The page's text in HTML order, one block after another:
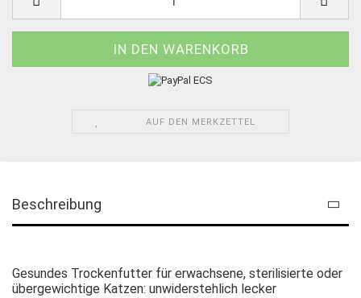
AUF DEN MERKZETTEL
Beschreibung
Gesundes Trockenfutter für erwachsene, sterilisierte oder
übergewichtige Katzen: unwiderstehlich lecker